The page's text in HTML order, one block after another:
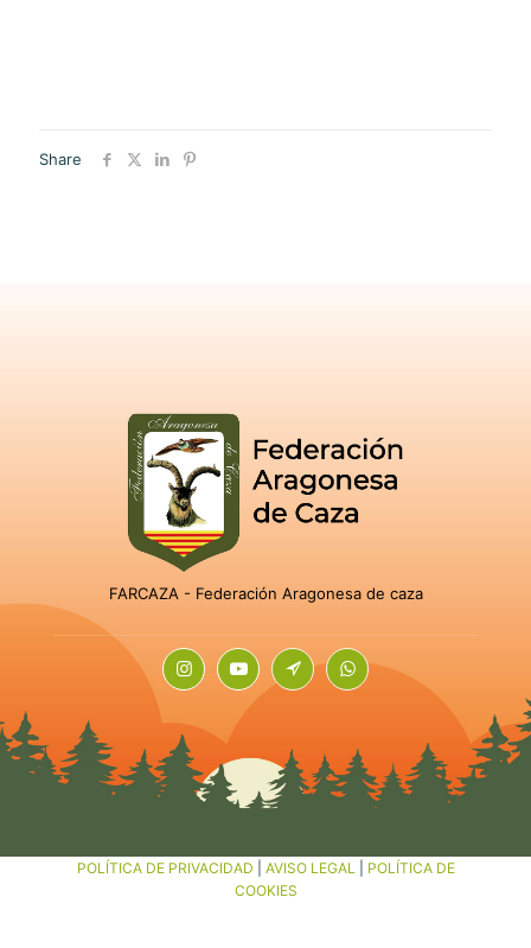
Share
FARCAZA - Federación Aragonesa de caza
POLÍTICA DE PRIVACIDAD AVISO LEGAL
POLÍTICA DE
COOKIES